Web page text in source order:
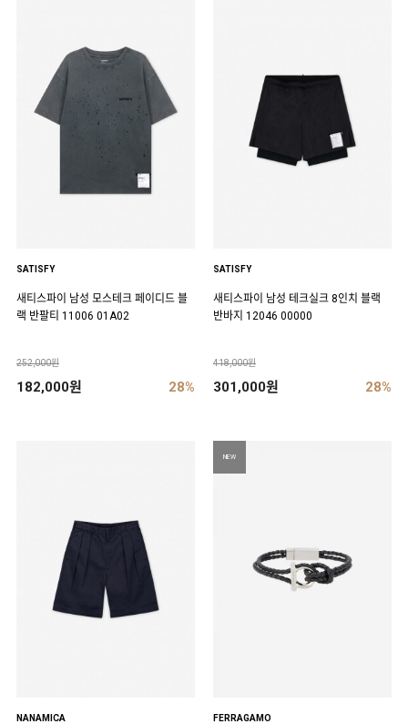
SATISFY
새티스파이 남성 모스테크 페이디드 블
랙 반팔티 11006 01A02
252,000원
182,000원 28%
SATISFY
새티스파이 남성 테크실크 8인치 블랙
반바지 12046 00000
418,000원
301,000원 28%
NANAMICA
NEW
FERRAGAMO